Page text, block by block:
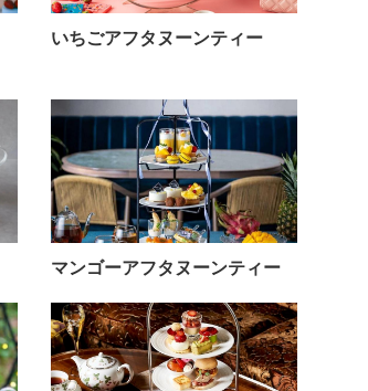
いちごアフタヌーンティー
マンゴーアフタヌーンティー